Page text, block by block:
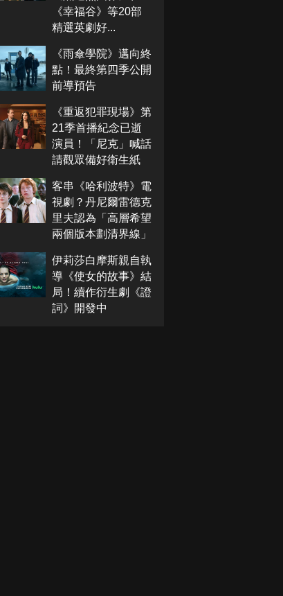
《幸福谷》等20部
精選英劇好...
《雨傘學院》邁向終
點！最終第四季公開
前導預告
《重返犯罪現場》第
21季首播紀念已逝
演員！「尼克」喊話
請觀眾備好衛生紙
客串《哈利波特》電
視劇？丹尼爾雷德克
里夫認為「高層希望
兩個版本劃清界線」
伊莉莎白摩斯親自執
導《使女的故事》結
局！續作衍生劇《證
詞》開發中